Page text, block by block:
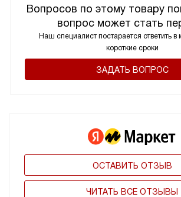
Вопросов по этому товару
вопрос может стать
Наш специалист постарается ответить
короткие сроки
ЗАДАТЬ ВОПРОС
ОСТАВИТЬ ОТЗЫВ
ЧИТАТЬ ВСЕ ОТЗЫВЫ